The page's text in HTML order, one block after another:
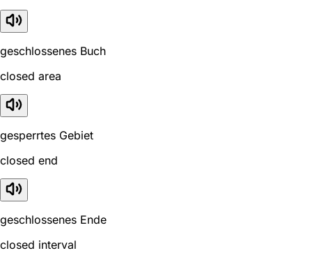
geschlossenes Buch
closed area
gesperrtes Gebiet
closed end
geschlossenes Ende
closed interval